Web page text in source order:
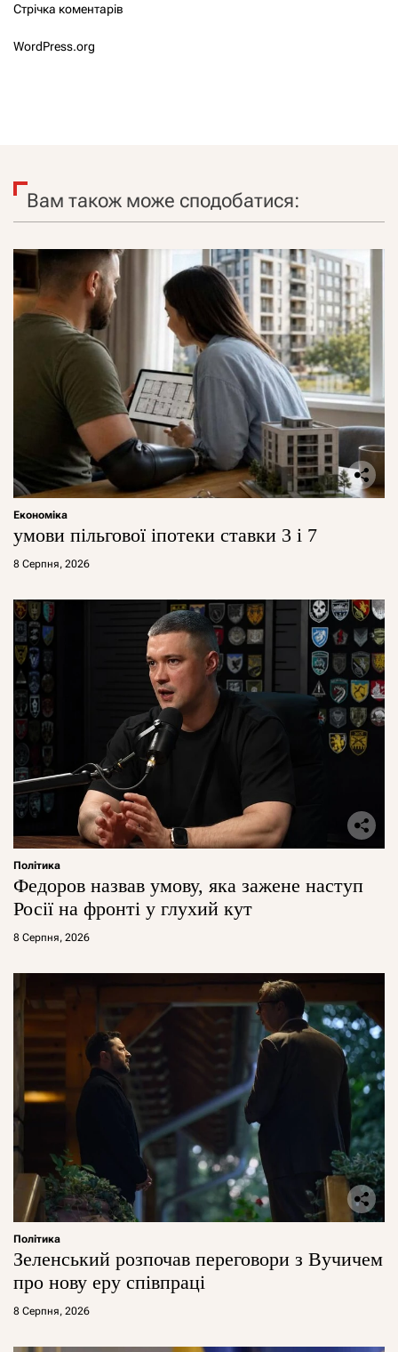
Стрічка коментарів
WordPress.org
Вам також може сподобатися:
Економіка
умови пільгової іпотеки ставки 3 і 7
8 Серпня, 2026
Політика
Федоров назвав умову, яка зажене наступ
Росії на фронті у глухий кут
8 Серпня, 2026
Політика
Зеленський розпочав переговори з Вучичем
про нову еру співпраці
8 Серпня, 2026